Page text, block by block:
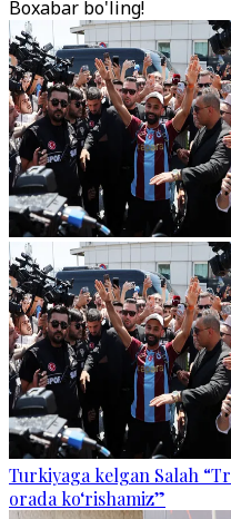
Boxabar bo'ling!
Turkiyaga kelgan Salah
orada ko‘rishamiz”